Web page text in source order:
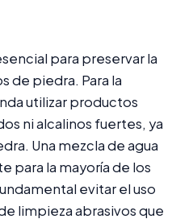
para preservar la
de piedra. Para la
utilizar productos
ni alcalinos fuertes, ya
Una mezcla de agua
para la mayoría de los
evitar el uso
limpieza abrasivos que